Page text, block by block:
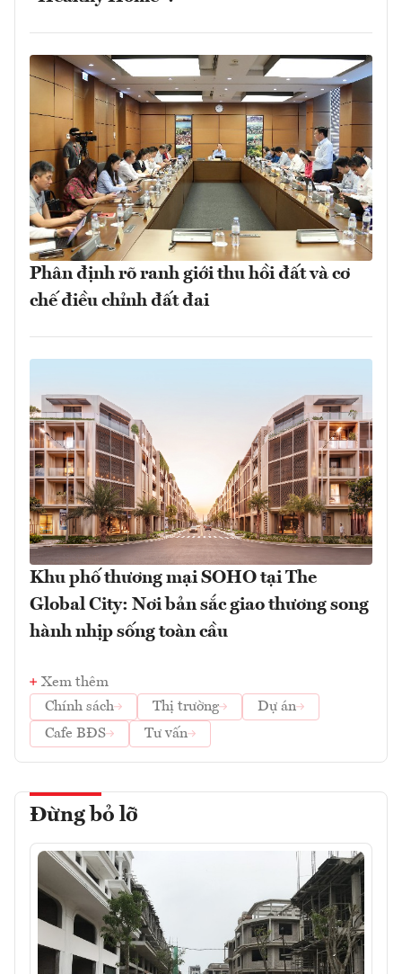
Phân định rõ ranh giới thu hồi đất và cơ
chế điều chỉnh đất đai
Khu phố thương mại SOHO tại The
Global City: Nơi bản sắc giao thương song
hành nhịp sống toàn cầu
Xem thêm
Chính sách
Thị trường
Dự án
Cafe BĐS
Tư vấn
Đừng bỏ lỡ